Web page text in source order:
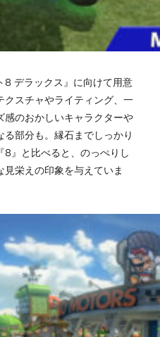
8 デラックス』に向けて用意
クスチャやライティング、一
のおかしいキャラクターや
部分も。縁石までしっかり
』と比べると、のっぺりし
栄えの印象を与えていま